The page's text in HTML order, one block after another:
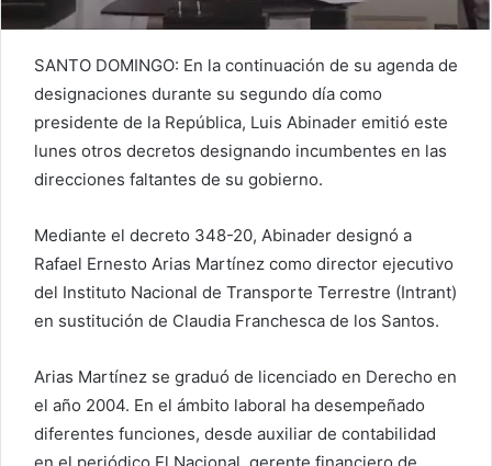
SANTO DOMINGO: En la continuación de su agenda de
designaciones durante su segundo día como
presidente de la República, Luis Abinader emitió este
lunes otros decretos designando incumbentes en las
direcciones faltantes de su gobierno.
Mediante el decreto 348-20, Abinader designó a
Rafael Ernesto Arias Martínez como director ejecutivo
del Instituto Nacional de Transporte Terrestre (Intrant)
en sustitución de Claudia Franchesca de los Santos.
Arias Martínez se graduó de licenciado en Derecho en
el año 2004. En el ámbito laboral ha desempeñado
diferentes funciones, desde auxiliar de contabilidad